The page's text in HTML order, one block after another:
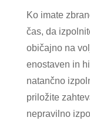
Ko imate
čas, da
običajno na
enostaven in
natančno
priložite
nepravilno